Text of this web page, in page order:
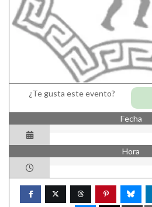
¿Te gusta este evento?
Fecha
Hora